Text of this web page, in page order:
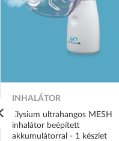
INHALÁTOR
Elysium ultrahangos MESH
inhalátor beépített
akkumulátorral - 1 készlet